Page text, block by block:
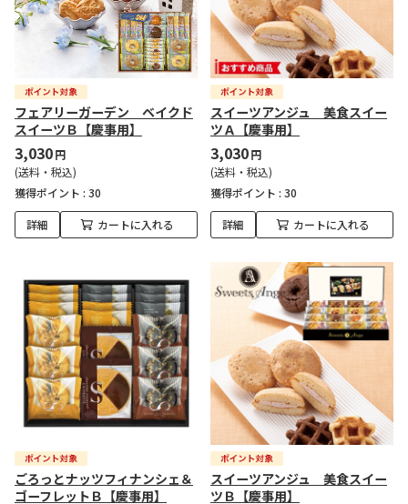
フェアリーガーデン ベイクド
スイーツＢ【慶事用】
3,030円
(送料・税込)
獲得ポイント : 30
詳細 カートに入れる
スイーツアンジュ 美食スイー
ツＡ【慶事用】
3,030円
(送料・税込)
獲得ポイント : 30
詳細 カートに入れる
ごろっとナッツフィナンシェ＆
ゴーフレットＢ【慶事用】
スイーツアンジュ 美食スイー
ツＢ【慶事用】